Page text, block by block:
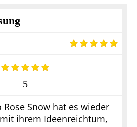
5
Rose Snow hat es wieder
ihrem Ideenreichtum,